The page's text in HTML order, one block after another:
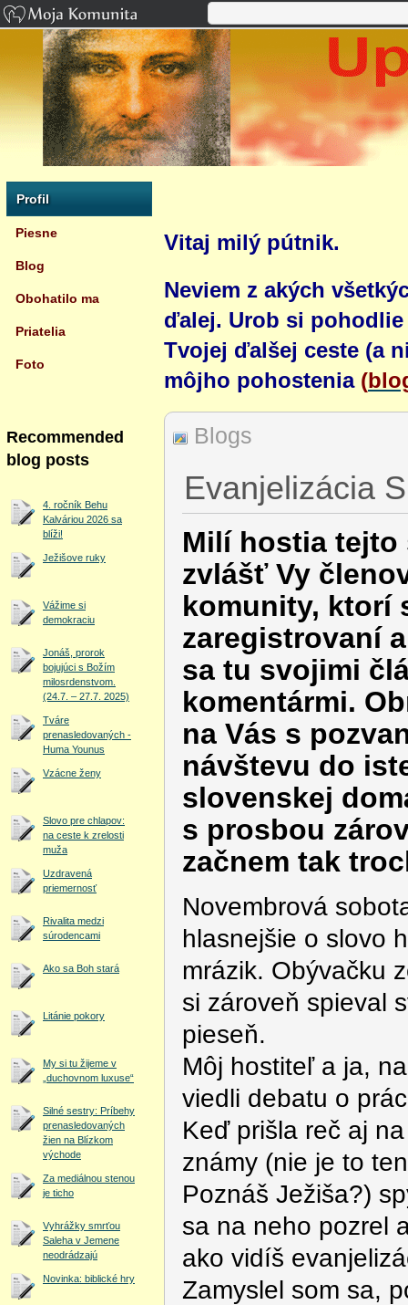
Vitaj milý pútnik.
Neviem z akých
ďalej. Urob si
Tvojej ďalšej ceste (a
môjho pohostenia (
Blogs
Evanjelizácia
Milí hostia tejto
zvlášť Vy
komunity, ktorí
zaregistrovaní
sa tu svojimi
komentármi.
na Vás s
návštevu do
slovenskej
s prosbou
začnem tak
Novembrová
hlasnejšie o slovo
mrázik. Obývačku
si zároveň spieval
pieseň.
Môj hostiteľ a ja,
viedli debatu o
Keď prišla reč aj
známy (nie je to
Poznáš Ježiša?)
sa na neho pozrel
ako vidíš
Zamyslel som sa,
Profil
Piesne
Blog
Obohatilo ma
Priatelia
Foto
Recommended
blog posts
4. ročník Behu
Kalváriou 2026 sa
blíži!
Ježišove ruky
Vážime si
demokraciu
Jonáš, prorok
bojujúci s Božím
milosrdenstvom.
(24.7. – 27.7. 2025)
Tváre
prenasledovaných -
Huma Younus
Vzácne ženy
Slovo pre chlapov:
na ceste k zrelosti
muža
Uzdravená
priemernosť
Rivalita medzi
súrodencami
Ako sa Boh stará
Litánie pokory
My si tu žijeme v
„duchovnom luxuse“
Silné sestry: Príbehy
prenasledovaných
žien na Blízkom
východe
Za mediálnou stenou
je ticho
Vyhrážky smrťou
Saleha v Jemene
neodrádzajú
Novinka: biblické hry